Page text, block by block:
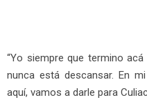
“Yo siempre que termino
nunca está descansar. En
aquí, vamos a darle para